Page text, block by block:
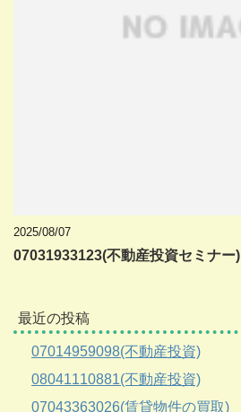
2025/08/07
07031933123(不動産投資セミナー)
最近の投稿
07014959098(不動産投資)
08041110881(不動産投資)
07043363026(賃貸物件の買取)